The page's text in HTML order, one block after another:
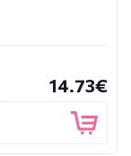
14.73€